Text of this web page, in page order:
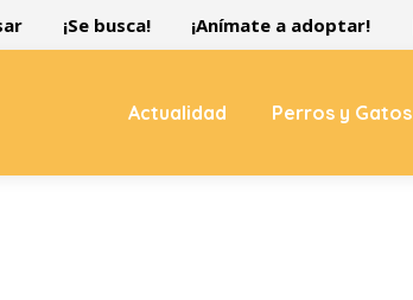
¡Se busca! ¡Anímate a adoptar!
Actualidad Perros y Gatos